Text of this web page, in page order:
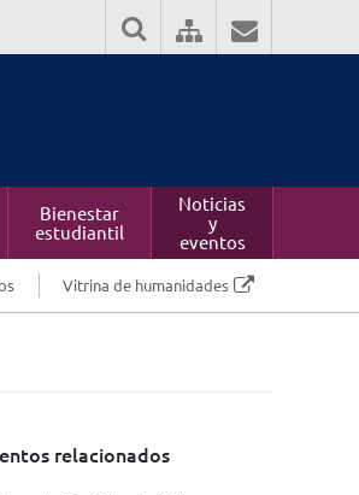
Bienestar
estudiantil
Noticias
y
eventos
Vitrina de humanidades
relacionados